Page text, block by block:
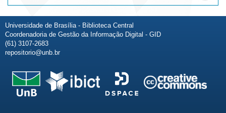
Universidade de Brasília - Biblioteca Central
Coordenadoria de Gestão da Informação Digital - GID
(61) 3107-2683
repositorio@unb.br